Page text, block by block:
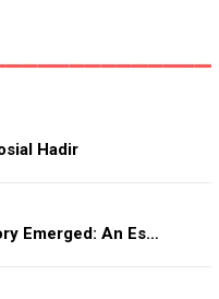
Hadir
Emerged: An Es…